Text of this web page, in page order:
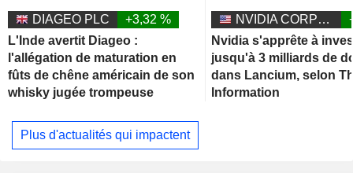
DIAGEO PLC
+3,32 %
L'Inde avertit Diageo :
l'allégation de maturation en
fûts de chêne américain de son
whisky jugée trompeuse
NVIDIA CORPORATION
Nvidia s'apprête à
jusqu'à 3 milliards de
dans Lancium, selon
Information
Plus d'actualités qui impactent